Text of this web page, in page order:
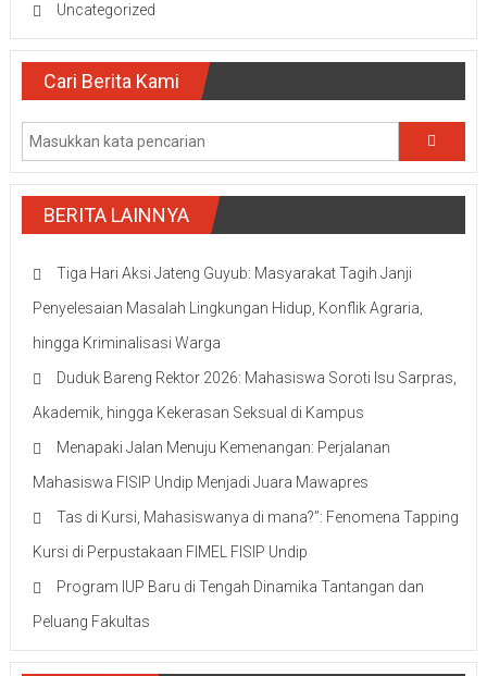
Uncategorized
Cari Berita Kami
BERITA LAINNYA
Tiga Hari Aksi Jateng Guyub: Masyarakat Tagih Janji
Penyelesaian Masalah Lingkungan Hidup, Konflik Agraria,
hingga Kriminalisasi Warga
Duduk Bareng Rektor 2026: Mahasiswa Soroti Isu Sarpras,
Akademik, hingga Kekerasan Seksual di Kampus
Menapaki Jalan Menuju Kemenangan: Perjalanan
Mahasiswa FISIP Undip Menjadi Juara Mawapres
Tas di Kursi, Mahasiswanya di mana?”: Fenomena Tapping
Kursi di Perpustakaan FIMEL FISIP Undip
Program IUP Baru di Tengah Dinamika Tantangan dan
Peluang Fakultas